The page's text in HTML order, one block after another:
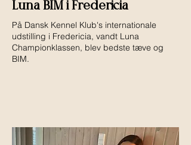
Luna BIM i Fredericia
På Dansk Kennel Klub's internationale
udstilling i Fredericia, vandt Luna
Championklassen, blev bedste tæve og
BIM.